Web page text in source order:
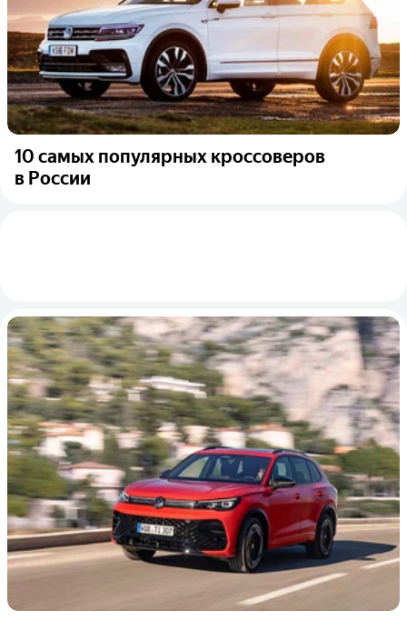
10 самых популярных кроссоверов
в России